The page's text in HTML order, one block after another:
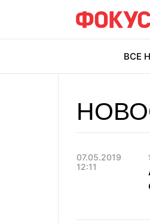
ВСЕ
07.05.2019
12:11